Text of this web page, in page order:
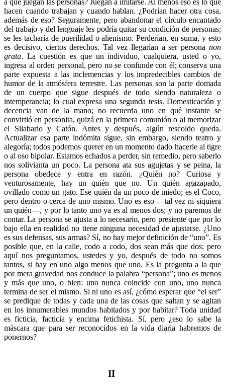
a qué juegan las personas? Juegan a imitarse. Al menos eso es lo que
hacen cuando trabajan y cuando hablan. ¿Podrían hacer otra cosa,
además de eso? Seguramente, pero abandonar el círculo encantado
del trabajo y del lenguaje les podría quitar su condición de personas;
se les tacharía de puerilidad o alienismo. Perderían, en suma, y esto
es decisivo, ciertos derechos. Tal vez llegarían a ser persona non
grata. La cuestión es que un individuo, cualquiera, usted o yo,
ingresa al orden personal, pero no se confunde con él; conserva una
parte expuesta a las inclemencias y los impredecibles cambios de
humor de la atmósfera terrestre. Las personas son la parte domada
de un cuerpo que sigue después de todo siendo naturaleza o
intemperancia; lo cual expresa una segunda tesis. Domesticación y
decencia van de la mano; no recuerda uno en qué instante se
convirtió en personita, quizá en la primera comunión o al memorizar
el Silabario y Catón. Antes y después, algún rescoldo queda.
Actualizar esa parte indómita sigue, sin embargo, siendo teatro y
alegoría; todos podemos querer en un momento dado hacerle al tigre
o al oso bipolar. Estamos echados a perder, sin remedio, pero saberlo
nos solivianta un poco. La persona ata sus agujetas y se peina, la
persona obedece y entra en razón. ¿Quién no? Curiosa y
venturosamente, hay un quién que no. Un quién agazapado,
ovillado como un gato. Ese quién da un poco de miedo; es el Coco,
pero dentro o cerca de uno mismo. Uno es eso —tal vez ni siquiera
un quién—, y por lo tanto uno ya es al menos dos; y no paremos de
contar. La persona se ajusta a lo necesario, pero presiente que por lo
bajo ella en realidad no tiene ninguna necesidad de ajustarse. ¿Uno
es sus defensas, sus armas? Sí, no hay mejor definición de “uno”. Es
posible que, en la calle, codo a codo, dos sean más que dos; pero
aquí nos preguntamos, ustedes y yo, después de todo no somos
tantos, si hay en uno algo menos que uno. Es la pregunta a la que
por mera gravedad nos conduce la palabra “persona”; uno es menos
y más que uno, o bien: uno nunca coincide con uno, uno nunca
termina de ser el mismo. Si ni uno es así, ¿cómo esperar que “el ser”
se predique de todas y cada una de las cosas que saltan y se agitan
en los innumerables mundos habitados y por habitar? Toda unidad
es ficticia, facticia y encima fetichista. Sí, pero ¿eso lo sabe la
máscara que para ser reconocidos en la vida diaria habremos de
ponernos?
II